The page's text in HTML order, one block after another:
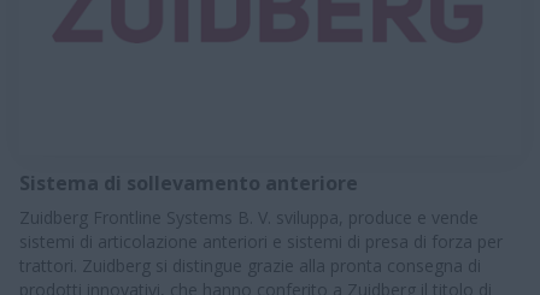
Sistema di sollevamento anteriore
Zuidberg Frontline Systems B. V. sviluppa, produce e vende
sistemi di articolazione anteriori e sistemi di presa di forza per
trattori. Zuidberg si distingue grazie alla pronta consegna di
prodotti innovativi, che hanno conferito a Zuidberg il titolo di